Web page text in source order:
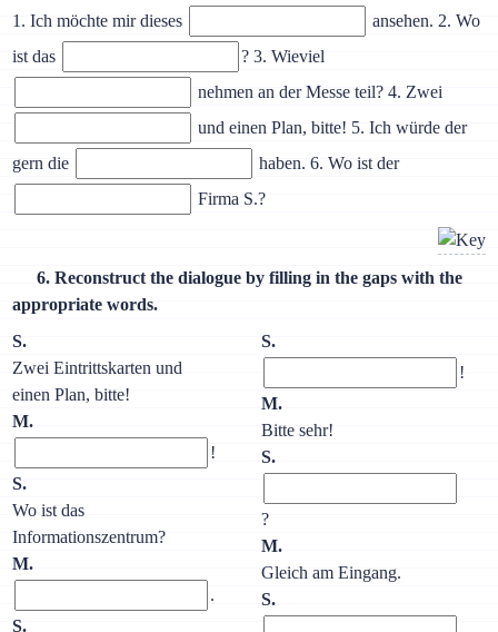
1. Ich möchte mir dieses
ansehen. 2. Wo
ist das
? 3. Wieviel
nehmen an der Messe teil? 4. Zwei
und einen Plan, bitte! 5. Ich würde der
gern die
haben. 6. Wo ist der
Firma S.?
6. Reconstruct the dialogue by filling in the gaps with the
appropriate words.
S.
Zwei Eintrittskarten und
einen Plan, bitte!
M.
!
S.
Wo ist das
Informationszentrum?
M.
.
S.
S.
!
M.
Bitte sehr!
S.
?
M.
Gleich am Eingang.
S.